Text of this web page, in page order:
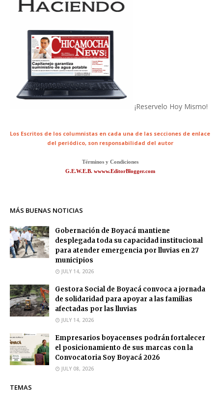
¡Reservelo Hoy Mismo!
Los Escritos de los columnistas en cada una de las secciones de enlace
del periódico, son responsabilidad del autor
Términos y Condiciones
G.E.W.E.B. wwww.EditorBlogger.com
MÁS BUENAS NOTICIAS
Gobernación de Boyacá mantiene
desplegada toda su capacidad institucional
para atender emergencia por lluvias en 27
municipios
JULY 14, 2026
Gestora Social de Boyacá convoca a jornada
de solidaridad para apoyar a las familias
afectadas por las lluvias
JULY 14, 2026
Empresarios boyacenses podrán fortalecer
el posicionamiento de sus marcas con la
Convocatoria Soy Boyacá 2026
JULY 08, 2026
TEMAS